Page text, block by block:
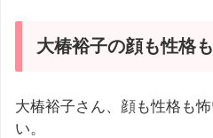
大椿裕子の顔も性格
大椿裕子さん、顔も性格も
い。